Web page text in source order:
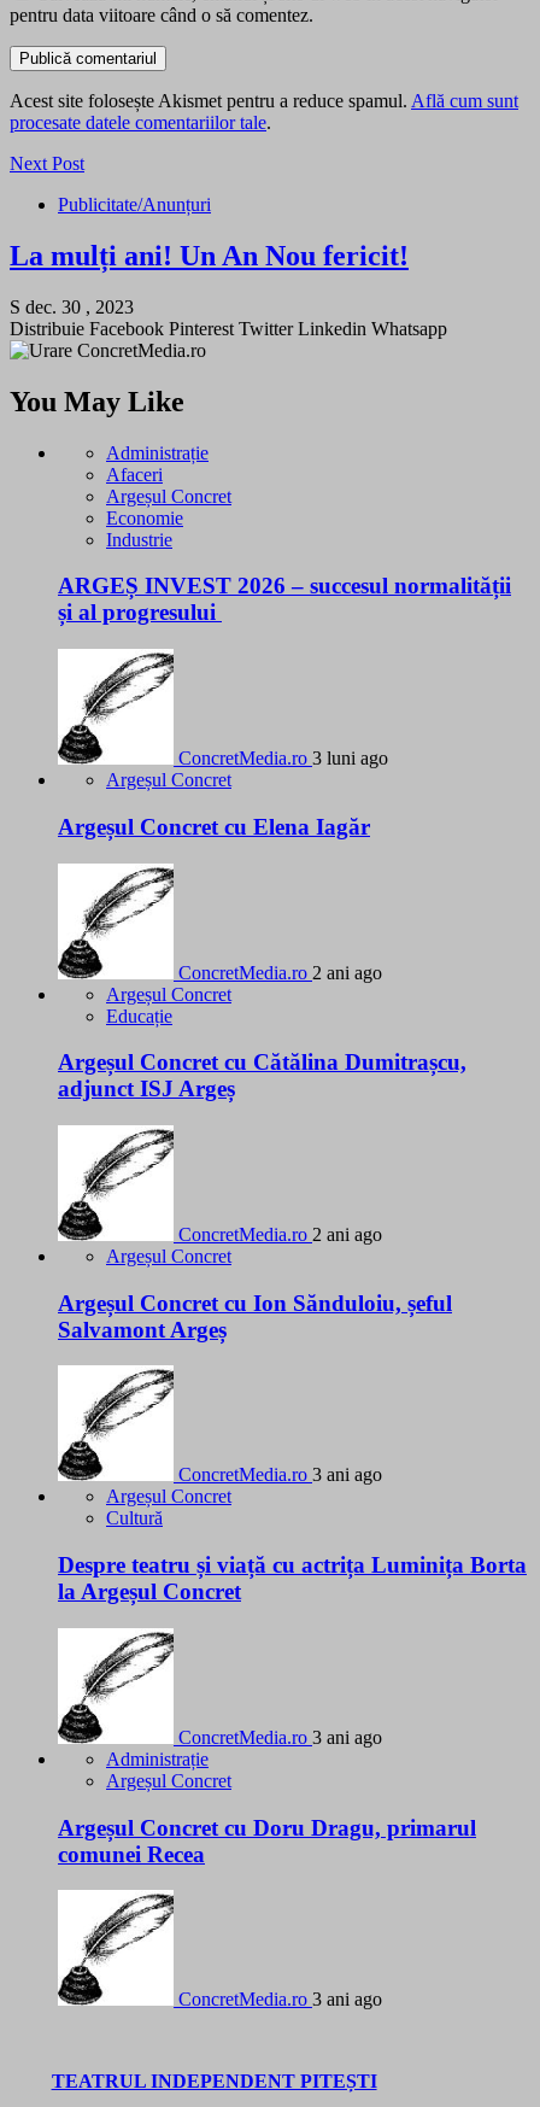
pentru data viitoare când o să comentez.
Acest site folosește Akismet pentru a reduce spamul. Află cum sunt
procesate datele comentariilor tale.
Next Post
Publicitate/Anunțuri
La mulți ani! Un An Nou fericit!
S dec. 30 , 2023
Distribuie Facebook Pinterest Twitter Linkedin Whatsapp
You May Like
Administrație
Afaceri
Argeșul Concret
Economie
Industrie
ARGEȘ INVEST 2026 – succesul normalității
și al progresului
ConcretMedia.ro 3 luni ago
Argeșul Concret
Argeșul Concret cu Elena Iagăr
ConcretMedia.ro 2 ani ago
Argeșul Concret
Educație
Argeșul Concret cu Cătălina Dumitrașcu,
adjunct ISJ Argeș
ConcretMedia.ro 2 ani ago
Argeșul Concret
Argeșul Concret cu Ion Sănduloiu, șeful
Salvamont Argeș
ConcretMedia.ro 3 ani ago
Argeșul Concret
Cultură
Despre teatru și viață cu actrița Luminița Borta
la Argeșul Concret
ConcretMedia.ro 3 ani ago
Administrație
Argeșul Concret
Argeșul Concret cu Doru Dragu, primarul
comunei Recea
ConcretMedia.ro 3 ani ago
TEATRUL INDEPENDENT PITEȘTI